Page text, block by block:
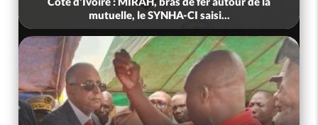
Ouattara accorde la grâce à 4 661...